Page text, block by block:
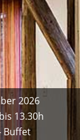
2026
13.30h
Buffet